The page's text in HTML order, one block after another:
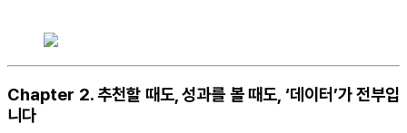
Chapter 2. 추천할 때도, 성과를 볼 때도, ‘데이터’가 전부입
니다